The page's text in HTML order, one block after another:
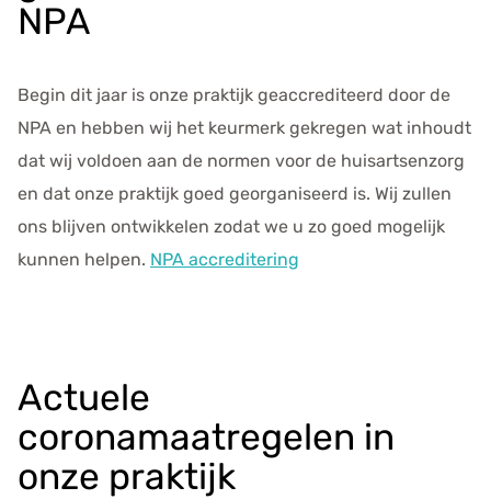
NPA
Begin dit jaar is onze praktijk geaccrediteerd door de
NPA en hebben wij het keurmerk gekregen wat inhoudt
dat wij voldoen aan de normen voor de huisartsenzorg
en dat onze praktijk goed georganiseerd is. Wij zullen
ons blijven ontwikkelen zodat we u zo goed mogelijk
kunnen helpen. NPA accreditering
Actuele
coronamaatregelen in
onze praktijk